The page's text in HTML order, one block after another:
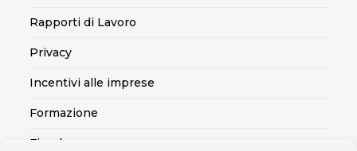
Rapporti di Lavoro
Privacy
Incentivi alle imprese
Formazione
Fiscale